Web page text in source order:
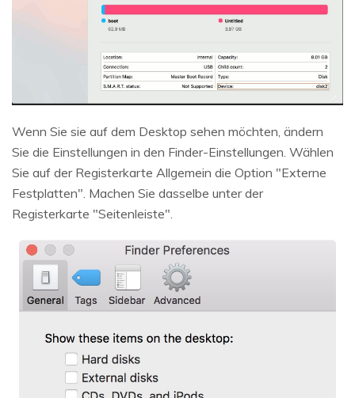
Wenn Sie sie auf dem Desktop sehen möchten, ändern
Sie die Einstellungen in den Finder-Einstellungen. Wählen
Sie auf der Registerkarte Allgemein die Option "Externe
Festplatten". Machen Sie dasselbe unter der
Registerkarte "Seitenleiste".